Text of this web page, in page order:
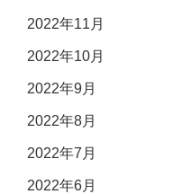
2022年11月
2022年10月
2022年9月
2022年8月
2022年7月
2022年6月